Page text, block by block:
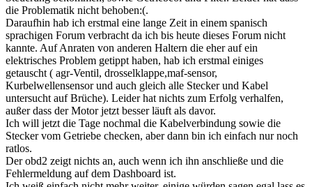
die Problematik nicht behoben:(.
Daraufhin hab ich erstmal eine lange Zeit in einem spanisch
sprachigen Forum verbracht da ich bis heute dieses Forum nicht
kannte. Auf Anraten von anderen Haltern die eher auf ein
elektrisches Problem getippt haben, hab ich erstmal einiges
getauscht ( agr-Ventil, drosselklappe,maf-sensor,
Kurbelwellensensor und auch gleich alle Stecker und Kabel
untersucht auf Brüche). Leider hat nichts zum Erfolg verhalfen,
außer dass der Motor jetzt besser läuft als davor.
Ich will jetzt die Tage nochmal die Kabelverbindung sowie die
Stecker vom Getriebe checken, aber dann bin ich einfach nur noch
ratlos.
Der obd2 zeigt nichts an, auch wenn ich ihn anschließe und die
Fehlermeldung auf dem Dashboard ist.